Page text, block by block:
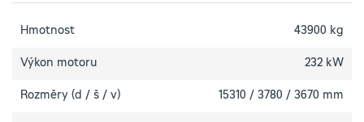
Hmotnost 43900 kg
Výkon motoru 232 kW
Rozměry (d / š / v) 15310 / 3780 / 3670 mm